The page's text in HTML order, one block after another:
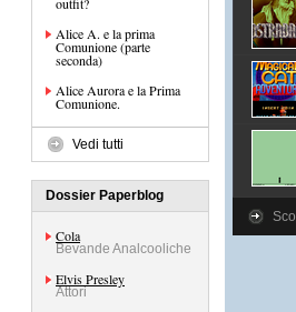
Alice A. e la prima
Comunione (parte
seconda)
Alice Aurora e la Prima
Comunione.
Vedi tutti
Dossier Paperblog
Cola
Bevande Analcooliche
Elvis Presley
Attori